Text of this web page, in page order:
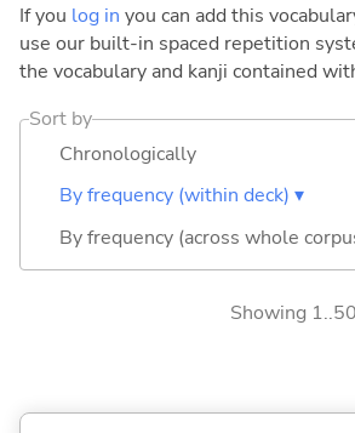
If you log in you can add this
use our built-in spaced repetition
the vocabulary and kanji contained
Sort by
Chronologically
By frequency (within deck) ▾
By frequency (across whole
Showing